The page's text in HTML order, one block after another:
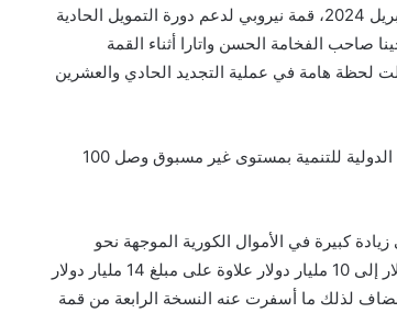
فقد نظمنا مع أخينا صاحب الفخامة السيد ويليام صمويل روتو، في إبريل 2024، قمة نيروبي لدعم دورة التمويل الحادية
صاحب الفخامة الحسن واتارا أثناء القمة
رفيعة المستوى، التي انعقدت بأبيدجان أكتوبر 2024 ومَثلت لحظة هامة في عملية التجديد الحادي والعشرين
وقد أسفرت جهود الدعم والمناصرة هذه عن تجديد موارد المؤسسة الدولية للتنمية بمستوى غير مسبوق وصل 100
كبيرة في الأموال الكورية الموجهة نحو
المساعدة الإنمائية في أفريقيا، والتي ارتفع حجمها من 5.5 مليار دولار إلى 10 مليار دولار علاوة على مبلغ 14 مليار دولار
لذلك ما أسفرت عنه النسخة الرابعة من قمة